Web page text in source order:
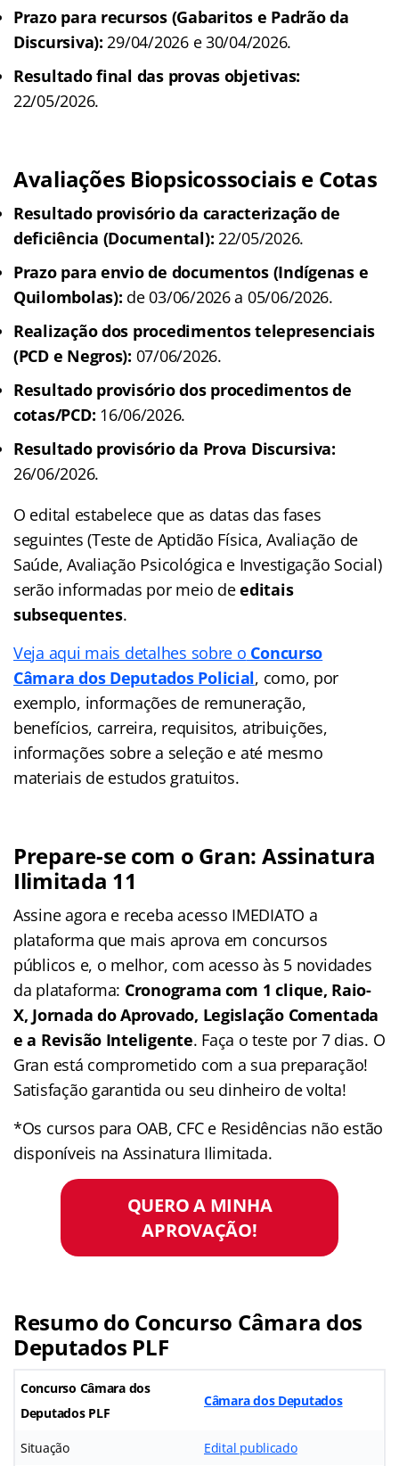
Prazo para recursos (Gabaritos e Padrão da
Discursiva): 29/04/2026 e 30/04/2026.
Resultado final das provas objetivas:
22/05/2026.
Avaliações Biopsicossociais e Cotas
Resultado provisório da caracterização de
deficiência (Documental): 22/05/2026.
Prazo para envio de documentos (Indígenas e
Quilombolas): de 03/06/2026 a 05/06/2026.
Realização dos procedimentos telepresenciais
(PCD e Negros): 07/06/2026.
Resultado provisório dos procedimentos de
cotas/PCD: 16/06/2026.
Resultado provisório da Prova Discursiva:
26/06/2026.
O edital estabelece que as datas das fases
seguintes (Teste de Aptidão Física, Avaliação de
Saúde, Avaliação Psicológica e Investigação Social)
serão informadas por meio deeditais
subsequentes.
Veja aqui mais detalhes sobre o Concurso
Câmara dos Deputados Policial, como, por
exemplo, informações de remuneração,
benefícios, carreira, requisitos, atribuições,
informações sobre a seleção e até mesmo
materiais de estudos gratuitos.
Prepare-se com o Gran: Assinatura
Ilimitada 11
Assine agora e receba acesso IMEDIATO a
plataforma que mais aprova em concursos
públicos e, o melhor, com acesso às 5 novidades
da plataforma: Cronograma com 1 clique, Raio-
X, Jornada do Aprovado, Legislação Comentada
e a Revisão Inteligente. Faça o teste por 7 dias. O
Gran está comprometido com a sua preparação!
Satisfação garantida ou seu dinheiro de volta!
*Os cursos para OAB, CFC e Residências não estão
disponíveis na Assinatura Ilimitada.
QUERO A MINHA
APROVAÇÃO!
Resumo do Concurso Câmara dos
Deputados PLF
Concurso Câmara dos
Deputados PLF
Câmara dos Deputados
Situação Edital publicado